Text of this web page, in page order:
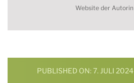
Website der Autorin
PUBLISHED ON: 7. JULI 2024